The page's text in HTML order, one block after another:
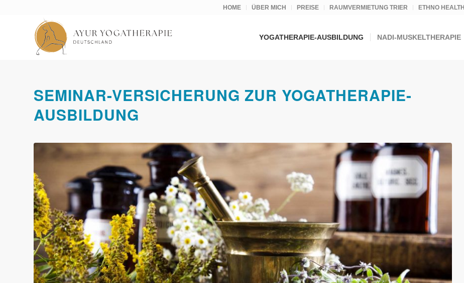
HOME ÜBER MICH PREISE RAUMVERMIETUNG TRIER ETHNO HEALTH
YOGATHERAPIE-AUSBILDUNG NADI-MUSKELTHERAPIE
SEMINAR-VERSICHERUNG ZUR YOGATHERAPIE-
AUSBILDUNG